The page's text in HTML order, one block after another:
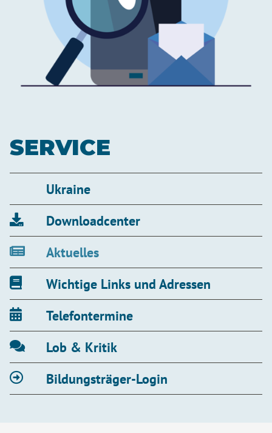
SERVICE
Ukraine
Downloadcenter
Aktuelles
Wichtige Links und Adressen
Telefontermine
Lob & Kritik
Bildungsträger-Login